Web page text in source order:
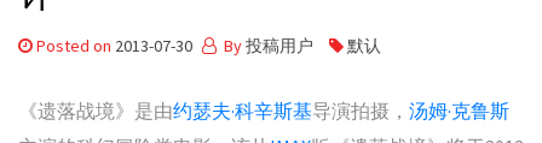
Posted on 2013-07-30 By投稿用户 默认
《遗落战境》是由约瑟夫·科辛斯基导演拍摄， 汤姆·克鲁斯